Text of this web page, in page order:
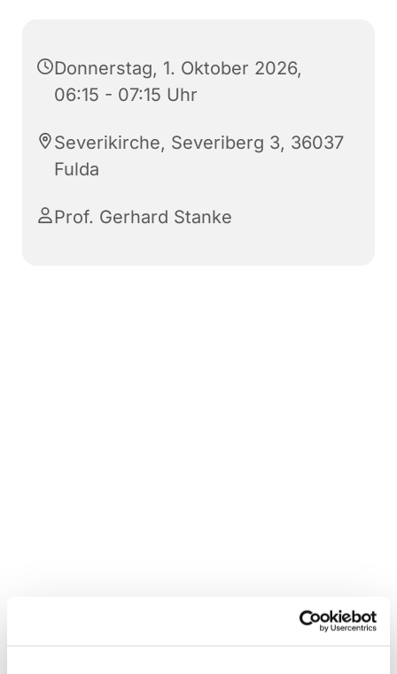
Donnerstag, 1. Oktober 2026,
06:15 - 07:15 Uhr
Severikirche, Severiberg 3, 36037
Fulda
Prof. Gerhard Stanke